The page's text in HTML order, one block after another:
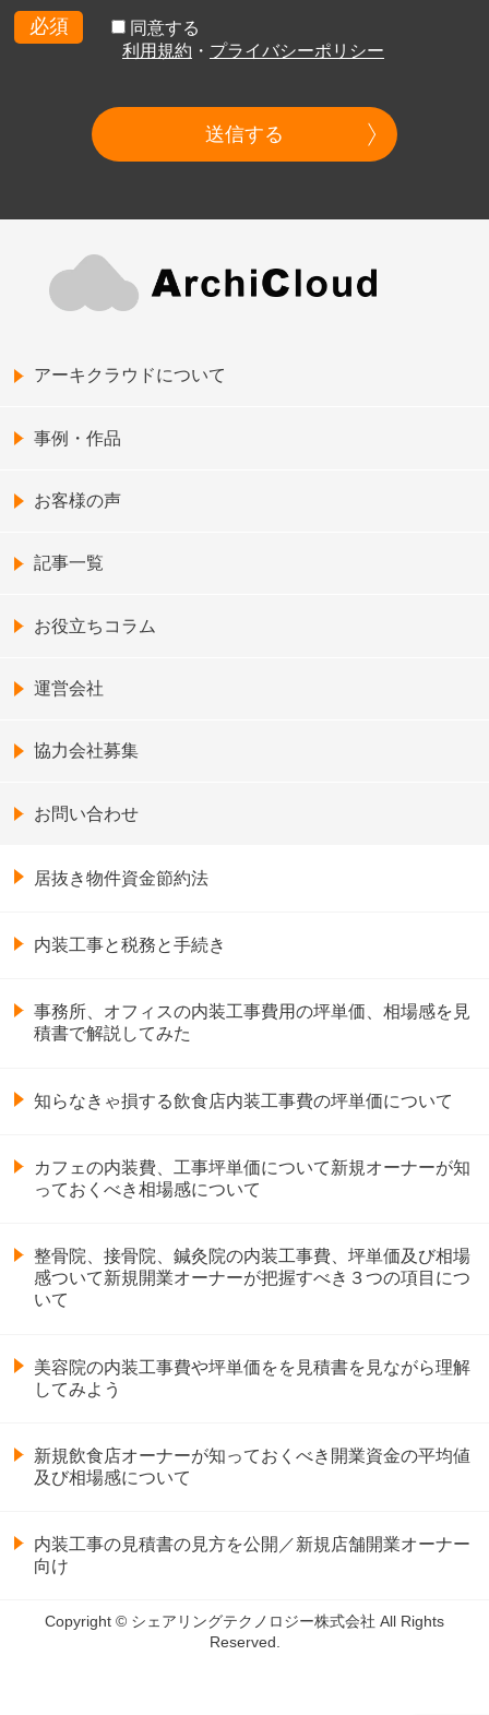
必須
同意する
利用規約 ・ プライバシーポリシー
送信する
アーキクラウドについて
事例・作品
お客様の声
記事一覧
お役立ちコラム
運営会社
協力会社募集
お問い合わせ
居抜き物件資金節約法
内装工事と税務と手続き
事務所、オフィスの内装工事費用の坪単価、相場感を見
積書で解説してみた
知らなきゃ損する飲食店内装工事費の坪単価について
カフェの内装費、工事坪単価について新規オーナーが知
っておくべき相場感について
整骨院、接骨院、鍼灸院の内装工事費、坪単価及び相場
感ついて新規開業オーナーが把握すべき３つの項目につ
いて
美容院の内装工事費や坪単価をを見積書を見ながら理解
してみよう
新規飲食店オーナーが知っておくべき開業資金の平均値
及び相場感について
内装工事の見積書の見方を公開／新規店舗開業オーナー
向け
Copyright © シェアリングテクノロジー株式会社 All Rights
Reserved.